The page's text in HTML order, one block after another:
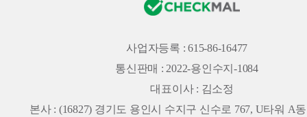
사업자등록 : 615-86-16477
통신판매 : 2022-용인수지-1084
대표이사 : 김소정
본사 : (16827) 경기도 용인시 수지구 신수로 767, U타워 A